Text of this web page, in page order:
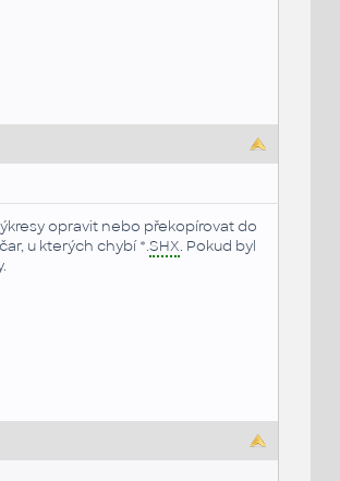
opravit nebo překopírovat do
u kterých chybí *.SHX. Pokud byl